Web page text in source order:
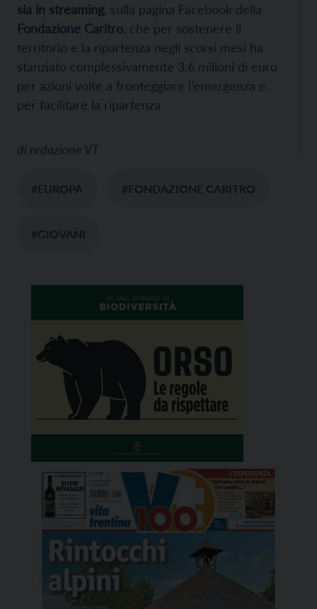
sia in streaming sulla pagina Facebook della
Fondazione Caritro , che per sostenere il
territorio e la ripartenza negli scorsi mesi ha
stanziato complessivamente 3,6 milioni di euro
per azioni volte a fronteggiare l’emergenza e
per facilitare la ripartenza
di redazione VT
#EUROPA #FONDAZIONE CARITRO
#GIOVANI